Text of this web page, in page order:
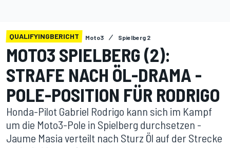
QUALIFYINGBERICHT Moto3 Spielberg 2
MOTO3 SPIELBERG (2):
STRAFE NACH ÖL-DRAMA -
POLE-POSITION FÜR RODRIGO
Honda-Pilot Gabriel Rodrigo kann sich im Kampf
um die Moto3-Pole in Spielberg durchsetzen -
Jaume Masia verteilt nach Sturz Öl auf der Strecke